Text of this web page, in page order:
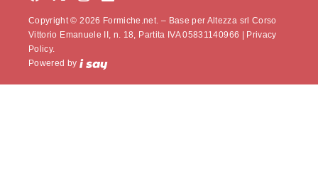
Copyright © 2026 Formiche.net. – Base per Altezza srl Corso
Vittorio Emanuele II, n. 18, Partita IVA 05831140966 |
Privacy
Policy.
Powered by